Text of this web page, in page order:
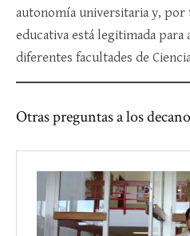
autonomía universitaria y,
educativa está legitimada para
diferentes facultades de
Otras preguntas a los